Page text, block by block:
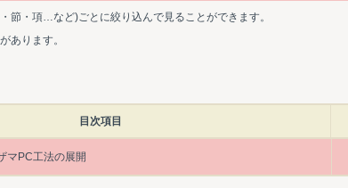
節・項…など)ごとに絞り込んで見ることができます。
あります。
目次項目
マPC工法の展開